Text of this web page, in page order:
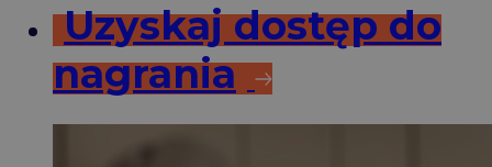
Uzyskaj dostęp do
nagrania